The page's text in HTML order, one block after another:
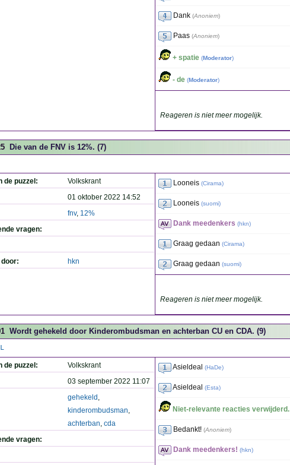
Dank (Anoniem)
Paas (Anoniem)
+ spatie (Moderator)
- de (Moderator)
Reageren is niet meer mogelijk.
Die van de FNV is 12%. (7)
de puzzel:
Volkskrant
01 oktober 2022 14:52
fnv, 12%
vragen:
hkn
Looneis (Cirama)
Looneis (suomi)
Dank meedenkers (hkn)
Graag gedaan (Cirama)
Graag gedaan (suomi)
Reageren is niet meer mogelijk.
Wordt gehekeld door Kinderombudsman en achterban CU en CDA. (9)
de puzzel:
Volkskrant
03 september 2022 11:07
gehekeld ,
kinderombudsman,
achterban, cda
vragen:
Asieldeal (HaDe)
Asieldeal (Esta)
Niet-relevante reacties verwijderd.
Bedankt! (Anoniem)
Dank meedenkers! (hkn)